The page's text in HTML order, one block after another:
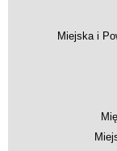
Miejska i